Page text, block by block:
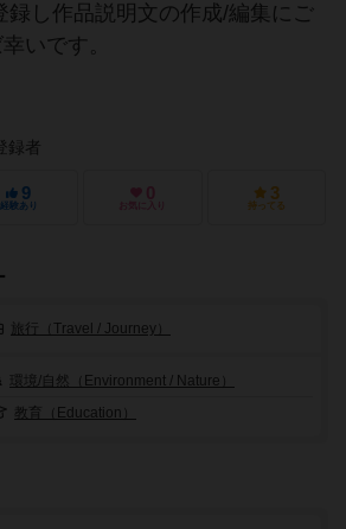
録し作品説明文の作成/編集にご
いです。
録者
9
経験あり
0
お気に入り
3
持ってる
旅行（Travel / Journey）
環境/自然（Environment / Nature）
教育（Education）